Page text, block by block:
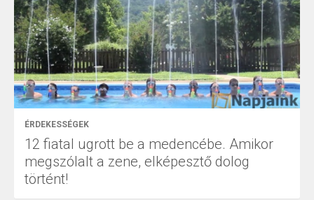
ÉRDEKESSÉGEK
12 fiatal ugrott be a medencébe. Amikor
megszólalt a zene, elképesztő dolog
történt!